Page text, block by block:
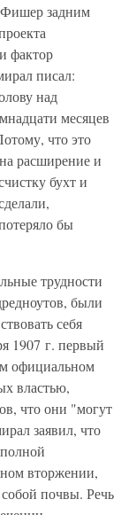
Фишер задним
фактор
писал:
над
месяцев
что это
расширение и
бухт и
бы
трудности
были
себя
1907 г. первый
официальном
властью,
что они "могут
заявил, что
вторжении,
почвы. Речь